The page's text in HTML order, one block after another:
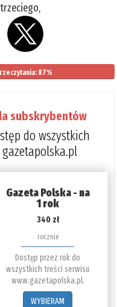
87%
subskrybentów
do wszystkich
Gazeta Polska - na
1 rok
340 zł
rocznie
Dostęp przez rok do
wszystkich treści serwisu
www.gazetapolska.pl.
WYBIERAM